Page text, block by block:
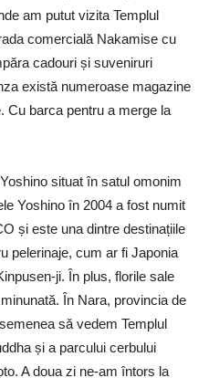
am putut vizita Templul
comercială Nakamise cu
cadouri și suveniruri
există numeroase magazine
Cu barca pentru a merge la
situat în satul omonim
Yoshino în 2004 a fost numit
și este una dintre destinațiile
pelerinaje, cum ar fi Japonia
ji. În plus, florile sale
În Nara, provincia de
să vedem Templul
și a parcului cerbului
A doua zi ne-am întors la